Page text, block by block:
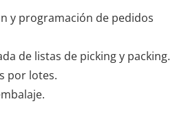
y programación de pedidos
de listas de picking y packing.
por lotes.